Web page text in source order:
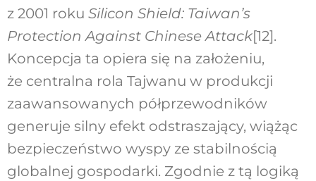
z 2001 roku Silicon Shield: Taiwan’s
Protection Against Chinese Attack[12].
Koncepcja ta opiera się na założeniu,
że centralna rola Tajwanu w produkcji
zaawansowanych półprzewodników
generuje silny efekt odstraszający, wiążąc
bezpieczeństwo wyspy ze stabilnością
globalnej gospodarki. Zgodnie z tą logiką